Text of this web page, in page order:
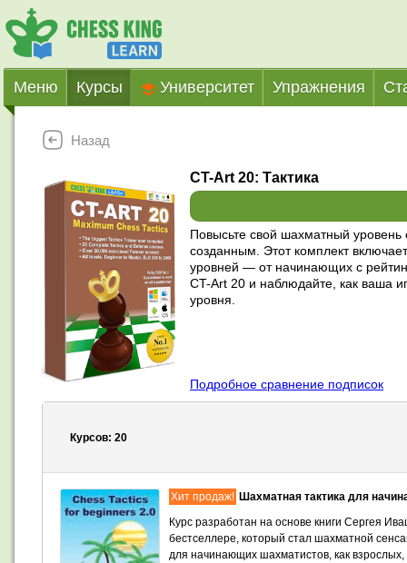
Меню Курсы Университет Упражнения
Назад
CT-Art 20: Тактика
Повысьте свой шахматный
созданным. Этот комплект
уровней — от начинающих с
CT-Art 20 и наблюдайте, как ваша
уровня.
Подробное сравнение подписок
Курсов: 20
Хит продаж! Шахматная тактика для
Курс разработан на основе книги Сергея
бестселлере, который стал шахматной
для начинающих шахматистов, как